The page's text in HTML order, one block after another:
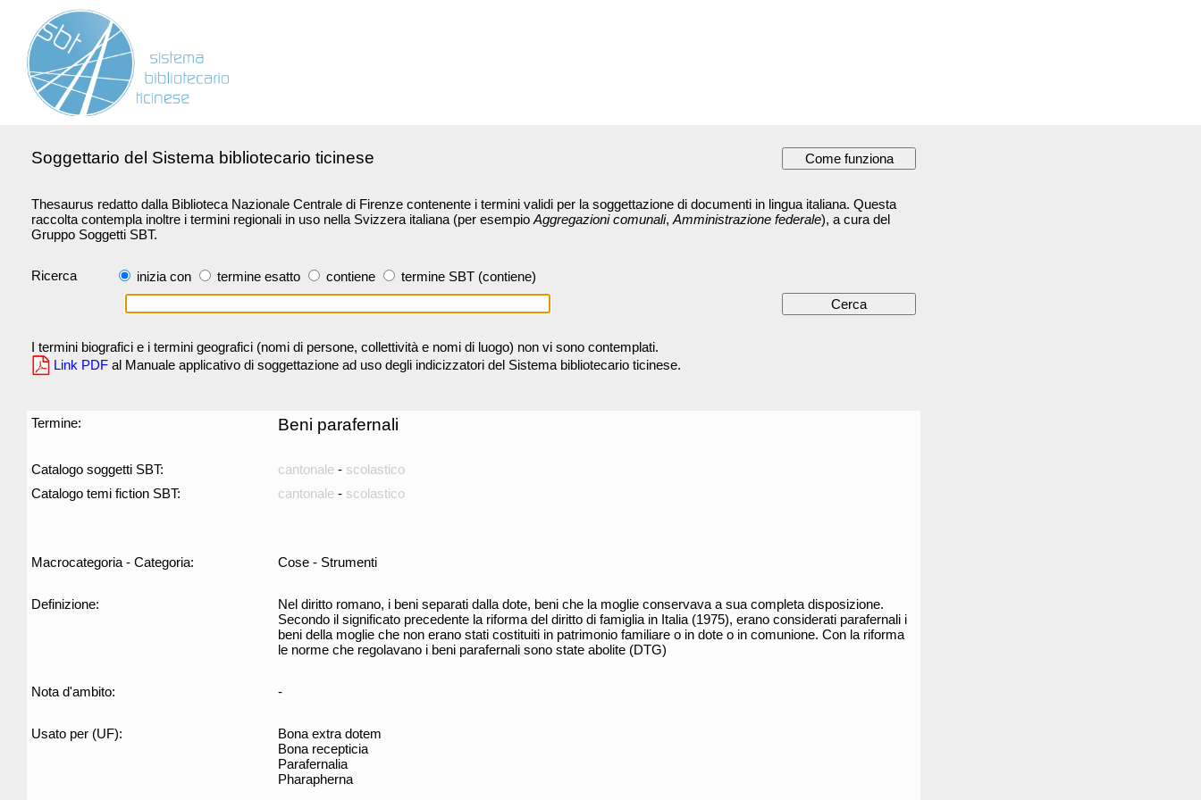
Soggettario del Sistema bibliotecario ticinese
Thesaurus redatto dalla Biblioteca Nazionale Centrale di Firenze contenente i termini validi per la soggettazione di documenti in lingua italiana. Questa
raccolta contempla inoltre i termini regionali in uso nella Svizzera italiana (per esempio Aggregazioni comunali, Amministrazione federale), a cura del
Gruppo Soggetti SBT.
Ricerca inizia con termine esatto contiene termine SBT (contiene)
I termini biografici e i termini geografici (nomi di persone, collettività e nomi di luogo) non vi sono contemplati.
Link PDF al Manuale applicativo di soggettazione ad uso degli indicizzatori del Sistema bibliotecario ticinese.
Termine: Beni parafernali
Catalogo soggetti SBT: cantonale - scolastico
Catalogo temi fiction SBT:
cantonale - scolastico
Macrocategoria - Categoria: Cose - Strumenti
Definizione:
Nel diritto romano, i beni separati dalla dote, beni che la moglie conservava a sua completa disposizione.
Secondo il significato precedente la riforma del diritto di famiglia in Italia (1975), erano considerati parafernali i
beni della moglie che non erano stati costituiti in patrimonio familiare o in dote o in comunione. Con la riforma
le norme che regolavano i beni parafernali sono state abolite (DTG)
Nota d'ambito: -
Usato per (UF):
Bona extra dotem
Bona recepticia
Parafernalia
Pharapherna